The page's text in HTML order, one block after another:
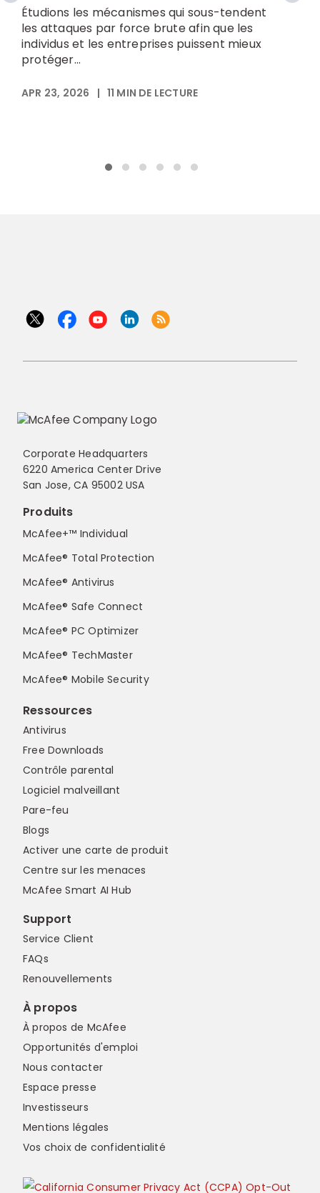
Étudions les mécanismes qui sous-tendent
les attaques par force brute afin que les
individus et les entreprises puissent mieux
protéger...
APR 23, 2026 | 11 MIN DE LECTURE
Corporate Headquarters
6220 America Center Drive
San Jose, CA 95002 USA
Produits
McAfee+™ Individual
McAfee® Total Protection
McAfee® Antivirus
McAfee® Safe Connect
McAfee® PC Optimizer
McAfee® TechMaster
McAfee® Mobile Security
Ressources
Antivirus
Free Downloads
Contrôle parental
Logiciel malveillant
Pare-feu
Blogs
Activer une carte de produit
Centre sur les menaces
McAfee Smart AI Hub
Support
Service Client
FAQs
Renouvellements
À propos
À propos de McAfee
Opportunités d'emploi
Nous contacter
Espace presse
Investisseurs
Mentions légales
Vos choix de confidentialité